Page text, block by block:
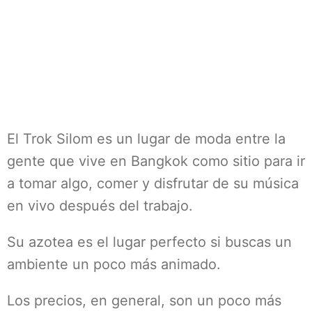
El Trok Silom es un lugar de moda entre la
gente que vive en Bangkok como sitio para ir
a tomar algo, comer y disfrutar de su música
en vivo después del trabajo.
Su azotea es el lugar perfecto si buscas un
ambiente un poco más animado.
Los precios, en general, son un poco más